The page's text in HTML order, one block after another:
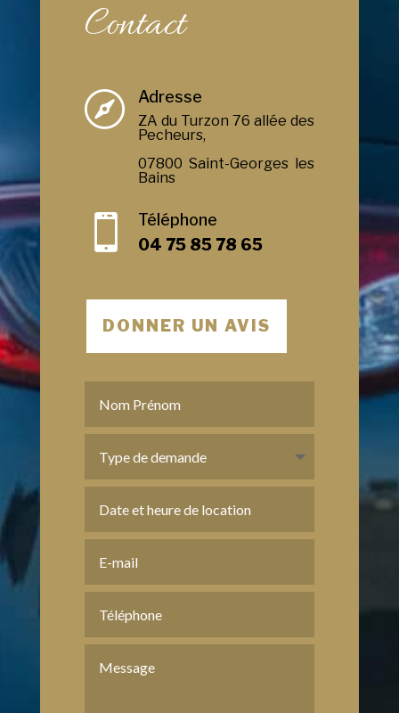
Contact
 Adresse
ZA du Turzon 76 allée des
Pecheurs,
07800 Saint-Georges les
Bains

Téléphone
04 75 85 78 65
DONNER UN AVIS